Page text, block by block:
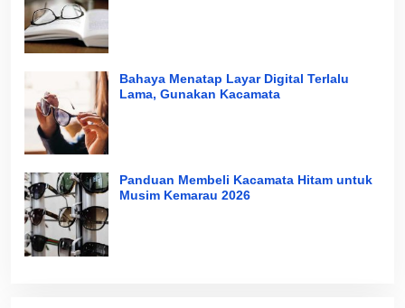
Bahaya Menatap Layar Digital Terlalu
Lama, Gunakan Kacamata
Panduan Membeli Kacamata Hitam untuk
Musim Kemarau 2026